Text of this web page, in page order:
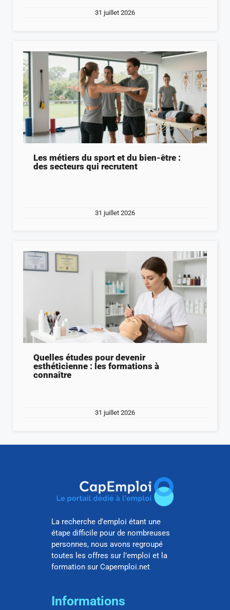
31 juillet 2026
Les métiers du sport et du bien-être :
des secteurs qui recrutent
31 juillet 2026
Quelles études pour devenir
esthéticienne : les formations à
connaître
31 juillet 2026
La recherche d’emploi étant une
étape difficile pour de nombreuses
personnes, nous avons regroupé
toutes les offres sur l’emploi et la
formation sur Capemploi.net
Informations